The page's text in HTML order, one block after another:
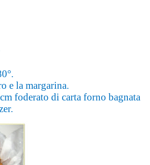
e la margarina.
foderato di carta forno bagnata